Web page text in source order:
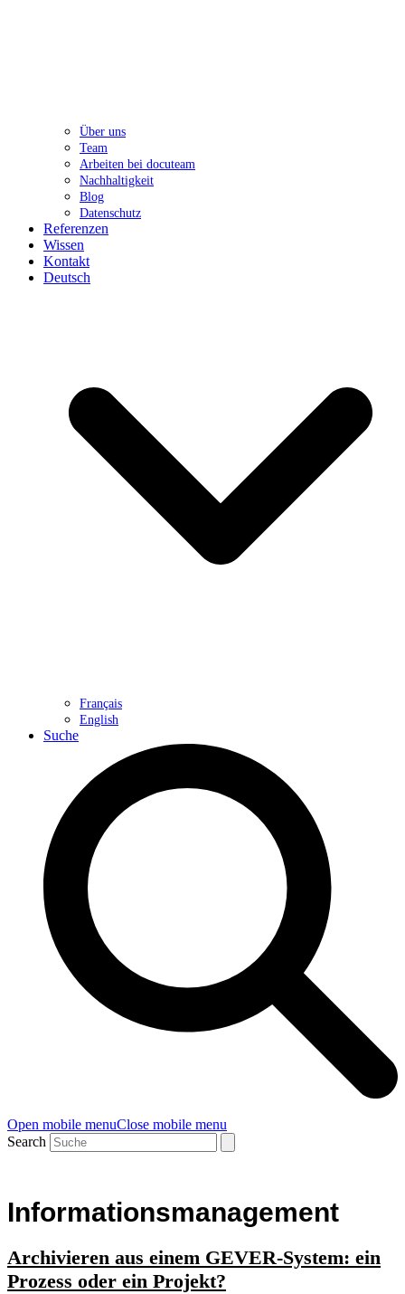
Über uns
Team
Arbeiten bei docuteam
Nachhaltigkeit
Blog
Datenschutz
Referenzen
Wissen
Kontakt
Deutsch
Français
English
Suche
Open mobile menuClose mobile menu
Search
Informationsmanagement
Archivieren aus einem GEVER-System: ein
Prozess oder ein Projekt?